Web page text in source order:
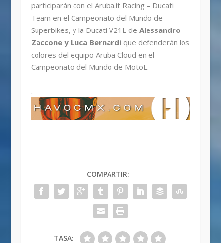
participarán con el Aruba.it Racing – Ducati
Team en el Campeonato del Mundo de
Superbikes, y la Ducati V21L de Alessandro
Zaccone y Luca Bernardique defenderán los
colores del equipo Aruba Cloud en el
Campeonato del Mundo de MotoE.
.
COMPARTIR:
TASA: